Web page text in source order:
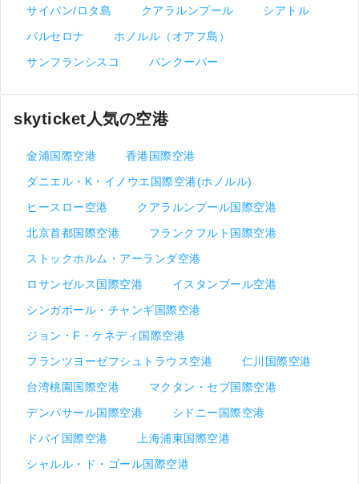
サイパン/ロタ島
クアラルンプール
シアトル
バルセロナ
ホノルル（オアフ島）
サンフランシスコ
バンクーバー
skyticket人気の空港
金浦国際空港
香港国際空港
ダニエル・K・イノウエ国際空港(ホノルル)
ヒースロー空港
クアラルンプール国際空港
北京首都国際空港
フランクフルト国際空港
ストックホルム・アーランダ空港
ロサンゼルス国際空港
イスタンブール空港
シンガポール・チャンギ国際空港
ジョン・F・ケネディ国際空港
フランツヨーゼフシュトラウス空港
仁川国際空港
台湾桃園国際空港
マクタン・セブ国際空港
デンパサール国際空港
シドニー国際空港
ドバイ国際空港
上海浦東国際空港
シャルル・ド・ゴール国際空港